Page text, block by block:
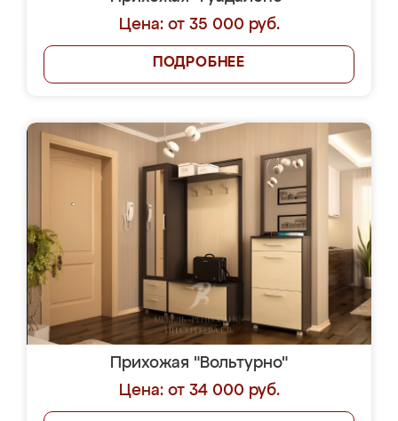
Цена: от 35 000 руб.
ПОДРОБНЕЕ
Прихожая "Вольтурно"
Цена: от 34 000 руб.